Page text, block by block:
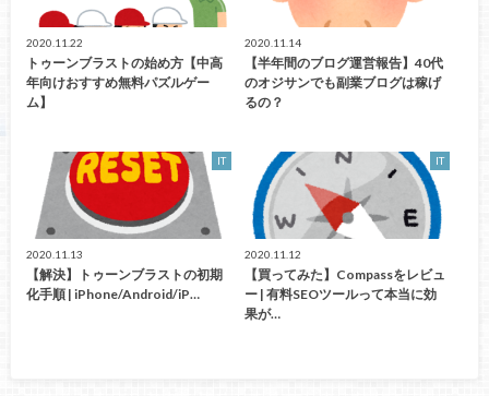
2020.11.22
トゥーンブラストの始め方【中高
年向けおすすめ無料パズルゲー
ム】
2020.11.14
【半年間のブログ運営報告】40代
のオジサンでも副業ブログは稼げ
るの？
IT
2020.11.13
【解決】トゥーンブラストの初期
化手順 | iPhone/Android/iP…
IT
2020.11.12
【買ってみた】Compassをレビュ
ー | 有料SEOツールって本当に効
果が…